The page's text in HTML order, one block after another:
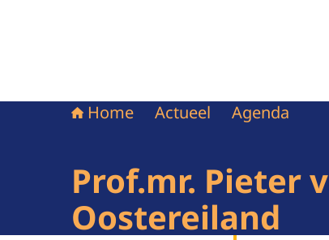
Home Actueel Agenda
Prof.mr. Pieter
Oostereiland